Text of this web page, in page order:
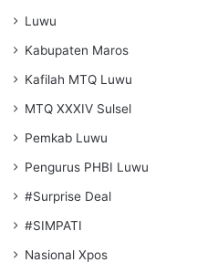
Luwu
Kabupaten Maros
Kafilah MTQ Luwu
MTQ XXXIV Sulsel
Pemkab Luwu
Pengurus PHBI Luwu
#Surprise Deal
#SIMPATI
Nasional Xpos